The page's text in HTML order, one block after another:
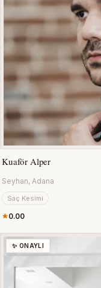
Kuaför Alper
Seyhan, Adana
Saç Kesimi
0.00
✨ ONAYLI